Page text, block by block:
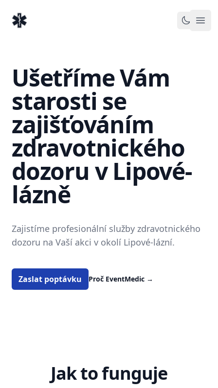
EventMedic.cz
Toggle
Ušetříme Vám
starosti se
zajišťováním
zdravotnického
dozoru v Lipové-
lázně
Zajistíme profesionální služby zdravotnického
dozoru na Vaší akci v okolí Lipové-lázní.
Zaslat poptávku Proč EventMedic →
Jak to funguje